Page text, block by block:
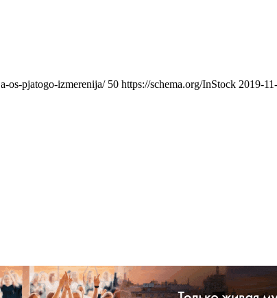
os-pjatogo-izmerenija/ 50 https://schema.org/InStock 2019-